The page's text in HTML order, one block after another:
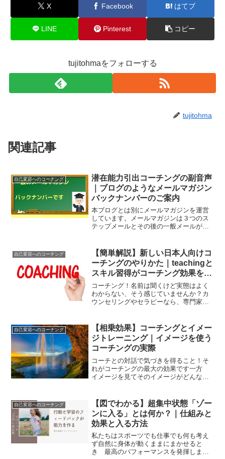
X Facebook はてブ
LINE Pinterest コピー
tujitohmaをフォローする
tujitohma
関連記事
自己変容へのコーチング
潜在能力引出コーチングの副音声
｜ブログのようなメールマガジン
バックナンバーのご案内
本ブログとは別にメールマガジンを運営
しています。メールマガジンは３つのス
テップメールとその後の一般メールがあ
バーへバックナンバーメールマガジンの
内容についてご説明してい...
自己変容へのコーチング
【簡単解説】新しい日本人向けコ
ーチングのやりかた｜teachingと
スキル習得がコーチング効果を倍
増させる
コーチング！名前は聞くけど実態はよく
わからない、そう感じていませんか？カ
ウンセリングやセラピーなら、専門家に
ますね。でもコーチングというと、コー
チが何かの練習を指導して...
自己変容へのコーチング
【相乗効果】コーチングとイメー
ジトレーニング｜イメージを使う
コーチングの実際
コーチとの対話で気づきを得ること！そ
れがコーチングの最大の効果です一方
イメージを見てそのイメージがどんな意
目標に向かって行動していくという流れ
がコーチングの基本です今...
自己変容へのコーチング
【図でわかる】超集中状態「ゾー
ンに入る」とは何か？｜仕組みと
効果と入る方法
私たちはスポーツでも仕事でも何も考え
ず自然に身体が動くままにまかせると
き 最高のパフォーマンスを発揮します